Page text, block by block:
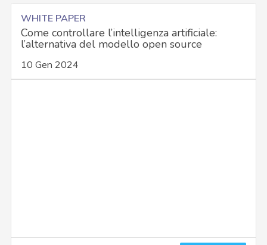
WHITE PAPER
Come controllare l’intelligenza artificiale:
l’alternativa del modello open source
10 Gen 2024